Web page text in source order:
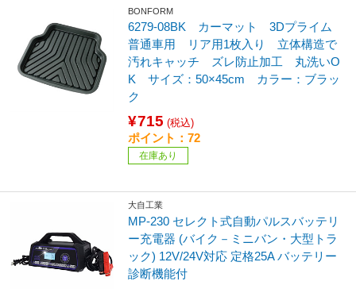
BONFORM
6279-08BK カーマット 3Dプライム
普通車用 リア用1枚入り 立体構造で
汚れキャッチ ズレ防止加工 丸洗いO
K サイズ：50×45cm カラー：ブラッ
ク
¥715 (税込)
ポイント：72
在庫あり
大自工業
MP-230 セレクト式自動パルスバッテリ
ー充電器 (バイク－ミニバン・大型トラ
ック) 12V/24V対応 定格25A バッテリー
診断機能付